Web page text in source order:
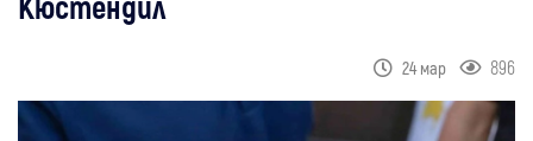
24 мар 896